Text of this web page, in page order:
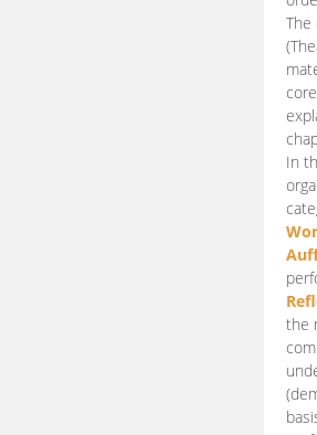
In
the